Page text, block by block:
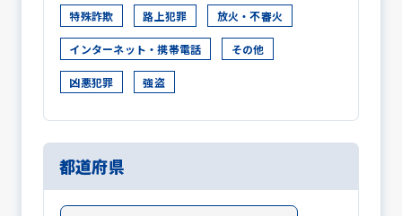
特殊詐欺 路上犯罪 放火・不審火
インターネット・携帯電話 その他
凶悪犯罪 強盗
都道府県